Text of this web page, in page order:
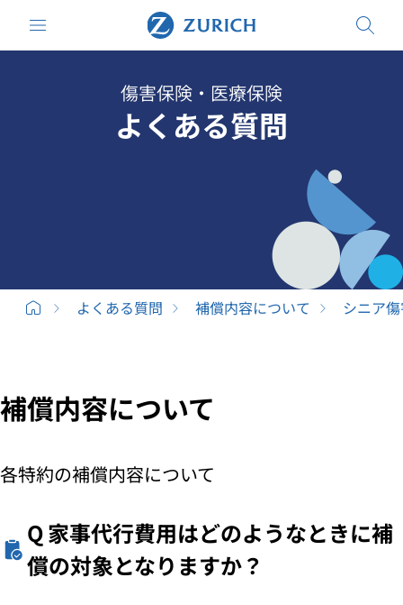
傷害保険・医療保険
よくある質問
よくある質問 補償内容について シニア
補償内容について
各特約の補償内容について
Q家事代行費用はどのようなときに補
償の対象となりますか？